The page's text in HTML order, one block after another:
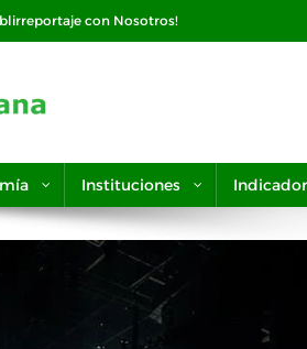
con Nosotros!
Instituciones